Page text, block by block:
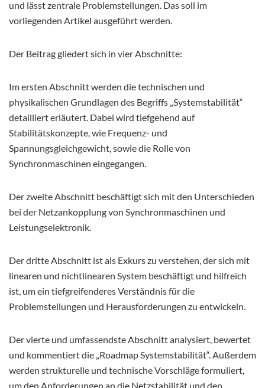
und lässt zentrale Problemstellungen. Das soll im
vorliegenden Artikel ausgeführt werden.
Der Beitrag gliedert sich in vier Abschnitte:
Im ersten Abschnitt werden die technischen und
physikalischen Grundlagen des Begriffs „Systemstabilität“
detailliert erläutert. Dabei wird tiefgehend auf
Stabilitätskonzepte, wie Frequenz- und
Spannungsgleichgewicht, sowie die Rolle von
Synchronmaschinen eingegangen.
Der zweite Abschnitt beschäftigt sich mit den Unterschieden
bei der Netzankopplung von Synchronmaschinen und
Leistungselektronik.
Der dritte Abschnitt ist als Exkurs zu verstehen, der sich mit
linearen und nichtlinearen System beschäftigt und hilfreich
ist, um ein tiefgreifenderes Verständnis für die
Problemstellungen und Herausforderungen zu entwickeln.
Der vierte und umfassendste Abschnitt analysiert, bewertet
und kommentiert die „Roadmap Systemstabilität“. Außerdem
werden strukturelle und technische Vorschläge formuliert,
um den Anforderungen an die Netzstabilität und den